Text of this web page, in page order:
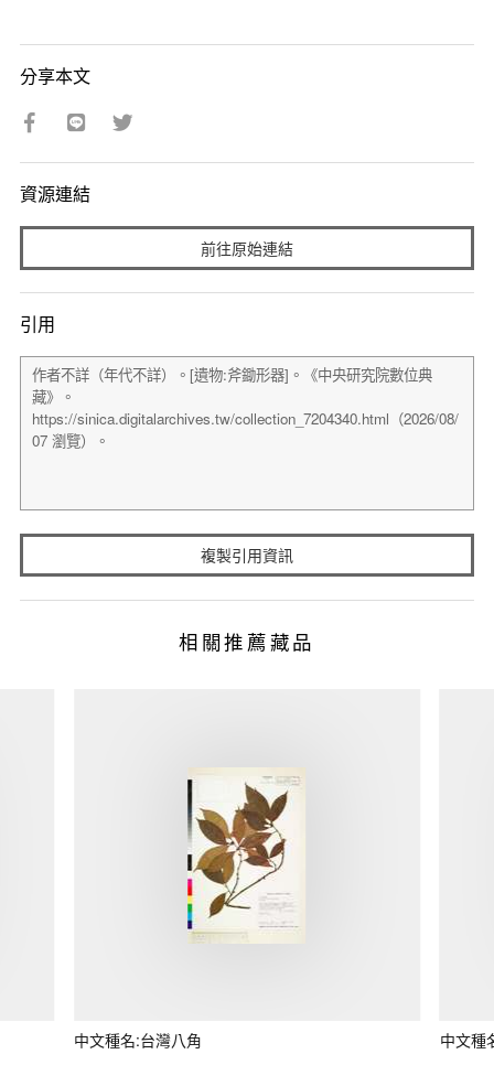
分享本文
資源連結
前往原始連結
引用
複製引用資訊
相關推薦藏品
中文種名:台灣八角 中文種